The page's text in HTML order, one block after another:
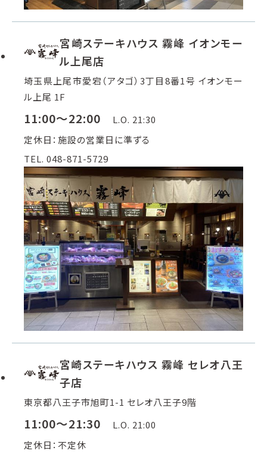
宮崎ステーキハウス 霧峰 イオンモー
ル上尾店
埼玉県上尾市愛宕（アタゴ）3丁目8番1号 イオンモー
ル上尾 1F
11:00～22:00
L.O. 21:30
定休日：施設の営業日に準ずる
TEL. 048-871-5729
宮崎ステーキハウス 霧峰 セレオ八王
子店
東京都八王子市旭町1-1 セレオ八王子9階
11:00～21:30
L.O. 21:00
定休日：不定休